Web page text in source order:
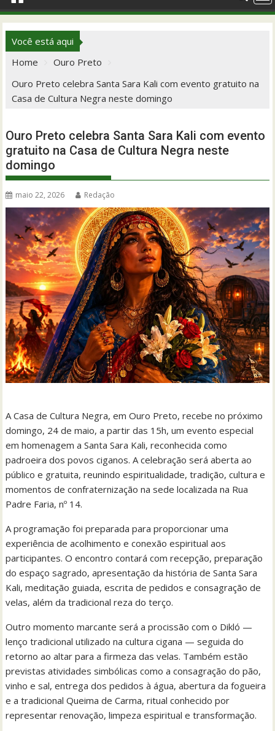
Você está aqui
Home
Ouro Preto
Ouro Preto celebra Santa Sara Kali com evento gratuito na
Casa de Cultura Negra neste domingo
Ouro Preto celebra Santa Sara Kali com evento
gratuito na Casa de Cultura Negra neste
domingo
maio 22, 2026 Redação
A Casa de Cultura Negra, em Ouro Preto, recebe no próximo
domingo, 24 de maio, a partir das 15h, um evento especial
em homenagem a Santa Sara Kali, reconhecida como
padroeira dos povos ciganos. A celebração será aberta ao
público e gratuita, reunindo espiritualidade, tradição, cultura e
momentos de confraternização na sede localizada na Rua
Padre Faria, nº 14.
A programação foi preparada para proporcionar uma
experiência de acolhimento e conexão espiritual aos
participantes. O encontro contará com recepção, preparação
do espaço sagrado, apresentação da história de Santa Sara
Kali, meditação guiada, escrita de pedidos e consagração de
velas, além da tradicional reza do terço.
Outro momento marcante será a procissão com o Dikló —
lenço tradicional utilizado na cultura cigana — seguida do
retorno ao altar para a firmeza das velas. Também estão
previstas atividades simbólicas como a consagração do pão,
vinho e sal, entrega dos pedidos à água, abertura da fogueira
e a tradicional Queima de Carma, ritual conhecido por
representar renovação, limpeza espiritual e transformação.